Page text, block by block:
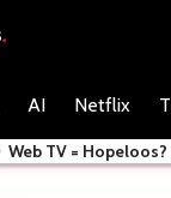
AI Netflix
Web TV = Hopeloos?